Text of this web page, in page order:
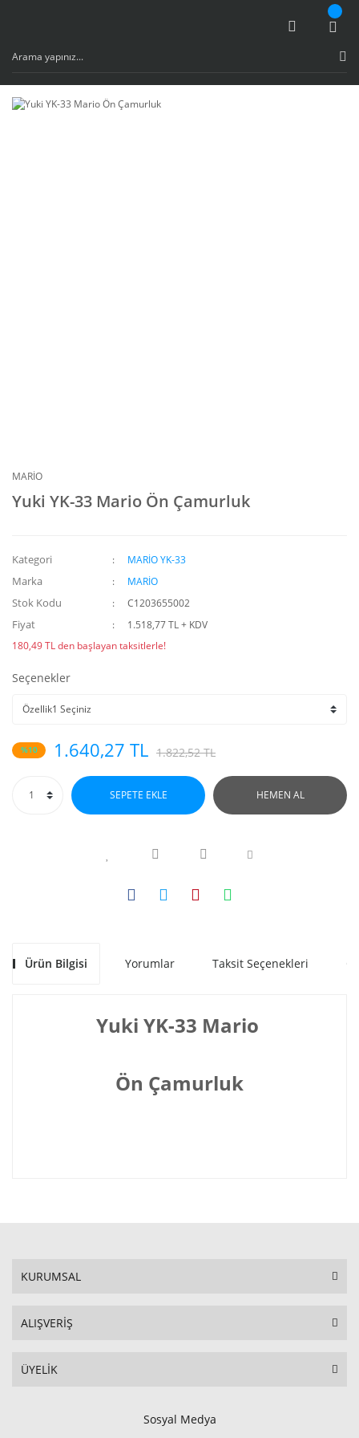
MARİO
Yuki YK-33 Mario Ön Çamurluk
Kategori MARİO YK-33
Marka MARİO
Stok Kodu C1203655002
Fiyat
1.518,77 TL + KDV
180,49 TL den başlayan taksitlerle!
Seçenekler
%10 1.640,27 TL 1.822,52 TL
SEPETE EKLE HEMEN AL
Ürün Bilgisi Yorumlar Taksit Seçenekleri
Yuki YK-33 Mario
Ön Çamurluk
KURUMSAL
ALIŞVERİŞ
ÜYELİK
Sosyal Medya